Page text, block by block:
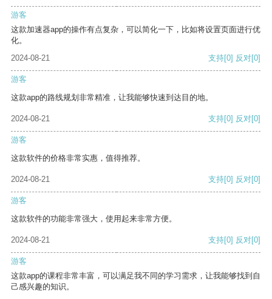
游客
这款加速器app的操作有点复杂，可以简化一下，比如将设置页面进行优
化。
2024-08-21
支持[0] 反对[0]
游客
这款app的路线规划非常精准，让我能够快速到达目的地。
2024-08-21 支持[0] 反对[0]
游客
这款软件的价格非常实惠，值得推荐。
2024-08-21 支持[0] 反对[0]
游客
这款软件的功能非常强大，使用起来非常方便。
2024-08-21 支持[0] 反对[0]
游客
这款app的课程非常丰富，可以满足我不同的学习需求，让我能够找到自
己感兴趣的知识。